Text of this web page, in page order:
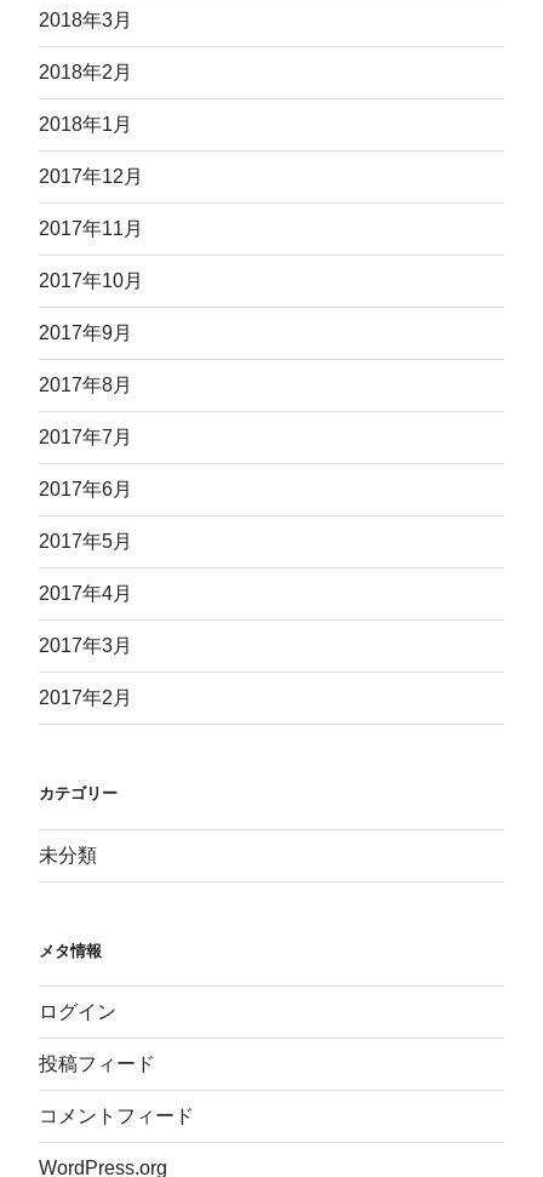
2018年3月
2018年2月
2018年1月
2017年12月
2017年11月
2017年10月
2017年9月
2017年8月
2017年7月
2017年6月
2017年5月
2017年4月
2017年3月
2017年2月
カテゴリー
未分類
メタ情報
ログイン
投稿フィード
コメントフィード
WordPress.org